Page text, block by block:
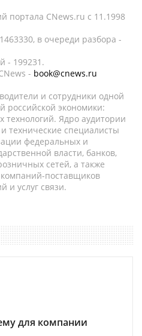
портала CNews.ru c 11.1998
в очереди разбора -
- 199231.
- book@cnews.ru
и сотрудники одной
российской экономики:
Ядро аудитории
технические специалисты
федеральных и
власти, банков,
сетей, а также
поставщиков
и услуг связи.
для компании